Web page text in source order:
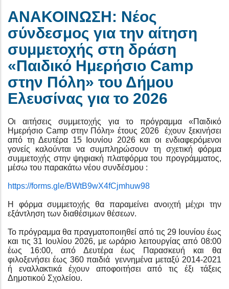
ΑΝΑΚΟΙΝΩΣΗ: Νέος
σύνδεσμος για την αίτηση
συμμετοχής στη δράση
«Παιδικό Ημερήσιο Camp
στην Πόλη» του Δήμου
Ελευσίνας για το 2026
Οι αιτήσεις συμμετοχής για το πρόγραμμα «Παιδικό
Ημερήσιο Camp στην Πόλη» έτους 2026 έχουν ξεκινήσει
από τη Δευτέρα 15 Ιουνίου 2026 και οι ενδιαφερόμενοι
γονείς καλούνται να συμπληρώσουν τη σχετική φόρμα
συμμετοχής στην ψηφιακή πλατφόρμα του προγράμματος,
μέσω του παρακάτω νέου συνδέσμου :
https://forms.gle/BWtB9wX4fCjmhuw98
Η φόρμα συμμετοχής θα παραμείνει ανοιχτή μέχρι την
εξάντληση των διαθέσιμων θέσεων.
Το πρόγραμμα θα πραγματοποιηθεί από τις 29 Ιουνίου έως
και τις 31 Ιουλίου 2026, με ωράριο λειτουργίας από 08:00
έως 16:00, από Δευτέρα έως Παρασκευή και θα
φιλοξενήσει έως 360 παιδιά γεννημένα μεταξύ 2014-2021
ή εναλλακτικά έχουν αποφοιτήσει από τις έξι τάξεις
Δημοτικού Σχολείου.